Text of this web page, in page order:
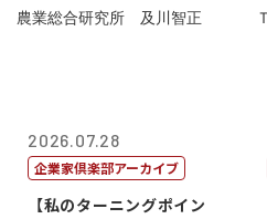
2026.07.28
企業家倶楽部アーカイブ
【私のターニングポイン